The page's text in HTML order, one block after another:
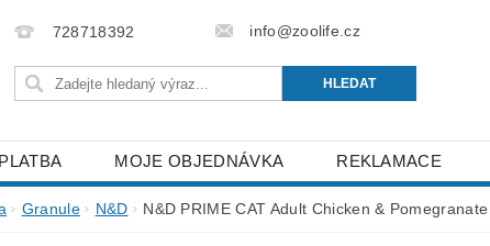
728718392 info@zoolife.cz
MOJE OBJEDNÁVKA REKLAMACE
Granule N&D N&D PRIME CAT Adult Chicken &